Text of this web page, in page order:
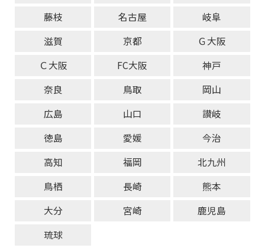
藤枝
名古屋
岐阜
滋賀
京都
Ｇ大阪
Ｃ大阪
FC大阪
神戸
奈良
鳥取
岡山
広島
山口
讃岐
徳島
愛媛
今治
高知
福岡
北九州
鳥栖
長崎
熊本
大分
宮崎
鹿児島
琉球